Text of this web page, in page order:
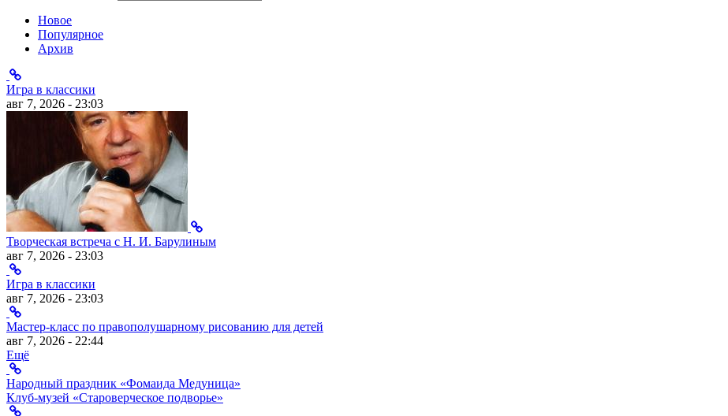
Новое
Популярное
Архив
Игра в классики
авг 7, 2026 - 23:03
Творческая встреча с Н. И. Барулиным
авг 7, 2026 - 23:03
Игра в классики
авг 7, 2026 - 23:03
Мастер-класс по правополушарному рисованию для детей
авг 7, 2026 - 22:44
Ещё
Народный праздник «Фомаида Медуница»
Клуб-музей «Староверческое подворье»